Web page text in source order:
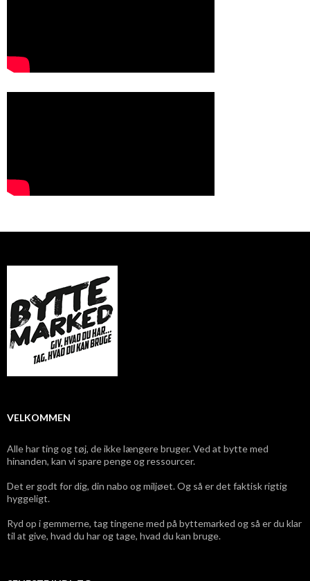
VELKOMMEN
Alle har ting og tøj, de ikke længere bruger. Ved at bytte med
hinanden, kan vi spare penge og ressourcer.
Det er godt for dig, din nabo og miljøet. Og så er det faktisk rigtig
hyggeligt.
Ryd op i gemmerne, tag tingene med på byttemarked og så er du klar
til at give, hvad du har og tage, hvad du kan bruge.